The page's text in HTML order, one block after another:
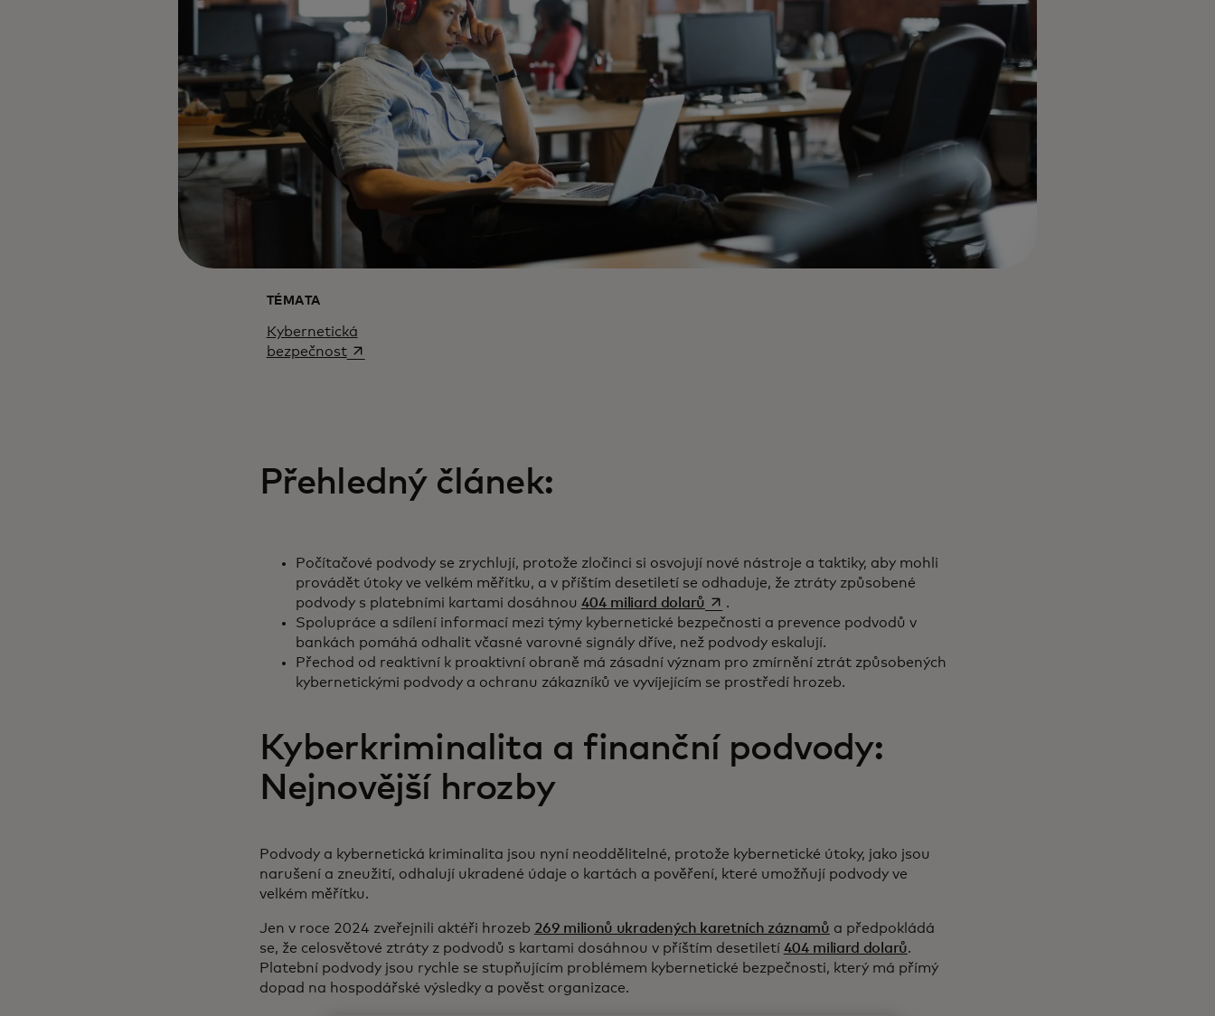
TÉMATA
Kybernetická
bezpečnostopens in a new tab
Přehledný článek:
Počítačové podvody se zrychlují, protože zločinci si osvojují nové nástroje a taktiky, aby mohli
provádět útoky ve velkém měřítku, a v příštím desetiletí se odhaduje, že ztráty způsobené
podvody s platebními kartami dosáhnou 404 miliard dolarůopens in a new tab
.
Spolupráce a sdílení informací mezi týmy kybernetické bezpečnosti a prevence podvodů v
bankách pomáhá odhalit včasné varovné signály dříve, než podvody eskalují.
Přechod od reaktivní k proaktivní obraně má zásadní význam pro zmírnění ztrát způsobených
kybernetickými podvody a ochranu zákazníků ve vyvíjejícím se prostředí hrozeb.
Kyberkriminalita a finanční podvody:
Nejnovější hrozby
Podvody a kybernetická kriminalita jsou nyní neoddělitelné, protože kybernetické útoky, jako jsou
narušení a zneužití, odhalují ukradené údaje o kartách a pověření, které umožňují podvody ve
velkém měřítku.
Jen v roce 2024 zveřejnili aktéři hrozeb 269 milionů ukradených karetních záznamů a předpokládá
se, že celosvětové ztráty z podvodů s kartami dosáhnou v příštím desetiletí 404 miliard dolarů.
Platební podvody jsou rychle se stupňujícím problémem kybernetické bezpečnosti, který má přímý
dopad na hospodářské výsledky a pověst organizace.